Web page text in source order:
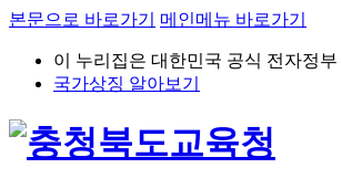
본문으로 바로가기 메인메뉴 바로가기
이 누리집은 대한민국 공식 전자정
국가상징 알아보기